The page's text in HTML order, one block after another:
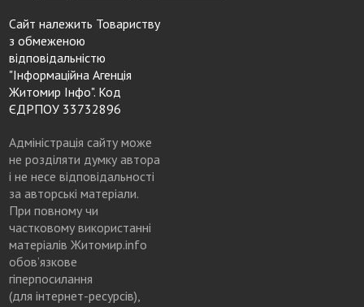
Сайт належить Товариству
з обмеженою
відповідальністю
"Інформаційна Агенція
Житомир Інфо". Код
ЄДРПОУ 33732896
Адміністрація сайту може
не розділяти думку автора
і не несе відповідальності
за авторські матеріали.
При повному чи
частковому використанні
матеріалів Житомир.info
обов’язкове
гіперпосилання
(для інтернет-ресурсів),